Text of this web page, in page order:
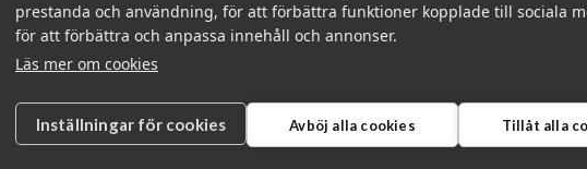
prestanda och användning, för att förbättra funktioner kopplade till sociala
för att förbättra och anpassa innehåll och annonser.
Läs mer om cookies
Inställningar för cookies Avböj alla cookies Tillåt alla
Garnr Sverige AB © 2026 | info@garnr.se 031 - 92